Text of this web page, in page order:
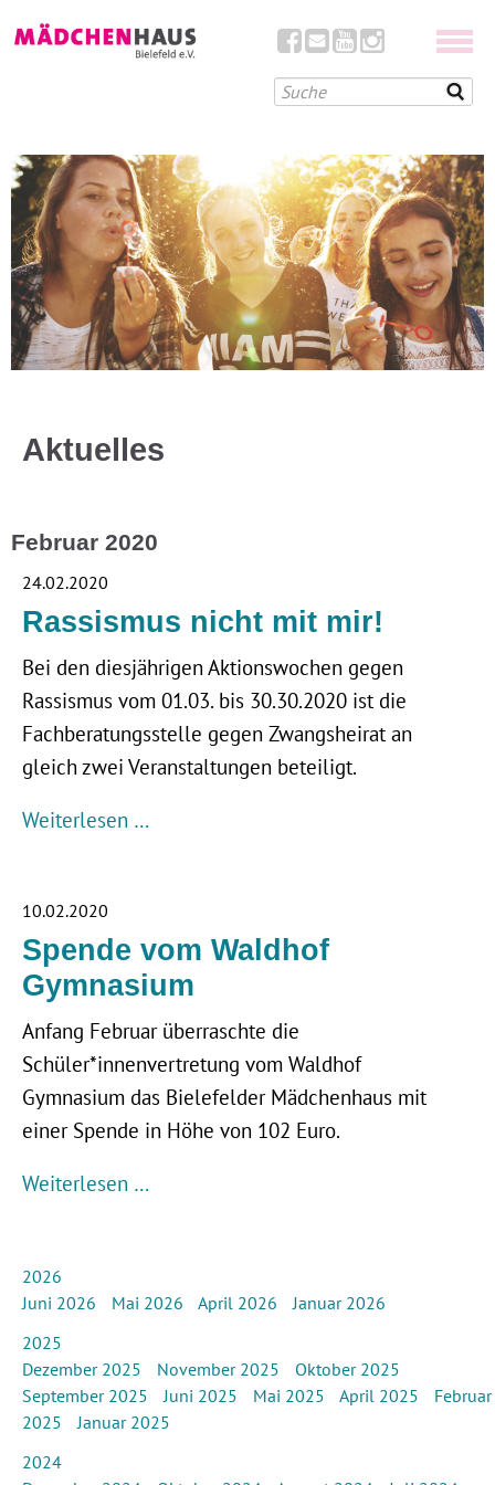
Aktuelles
Februar 2020
24.02.2020
Rassismus nicht mit mir!
Bei den diesjährigen Aktionswochen gegen
Rassismus vom 01.03. bis 30.30.2020 ist die
Fachberatungsstelle gegen Zwangsheirat an
gleich zwei Veranstaltungen beteiligt.
Weiterlesen …
10.02.2020
Spende vom Waldhof
Gymnasium
Anfang Februar überraschte die
Schüler*innenvertretung vom Waldhof
Gymnasium das Bielefelder Mädchenhaus mit
einer Spende in Höhe von 102 Euro.
Weiterlesen …
2026
Juni 2026
Mai 2026 April 2026
Januar 2026
2025
Dezember 2025
November 2025
Oktober 2025
September 2025
Juni 2025 Mai 2025 April 2025
Februar
2025
Januar 2025
2024